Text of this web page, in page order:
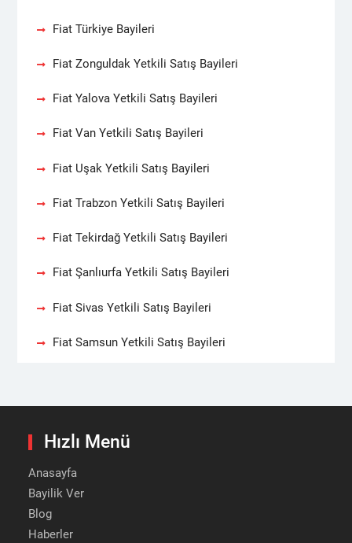
Fiat Türkiye Bayileri
Fiat Zonguldak Yetkili Satış Bayileri
Fiat Yalova Yetkili Satış Bayileri
Fiat Van Yetkili Satış Bayileri
Fiat Uşak Yetkili Satış Bayileri
Fiat Trabzon Yetkili Satış Bayileri
Fiat Tekirdağ Yetkili Satış Bayileri
Fiat Şanlıurfa Yetkili Satış Bayileri
Fiat Sivas Yetkili Satış Bayileri
Fiat Samsun Yetkili Satış Bayileri
Hızlı Menü
Anasayfa
Bayilik Ver
Blog
Haberler